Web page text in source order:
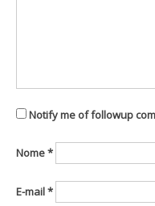
Notify me of followup
Nome*
E-mail*